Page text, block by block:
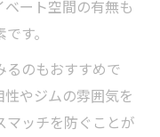
ート空間の有無も
す。
るのもおすすめで
やジムの雰囲気を
マッチを防ぐことが